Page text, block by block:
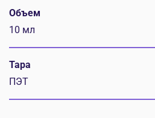
Объем
10 мл
Тара
ПЭТ